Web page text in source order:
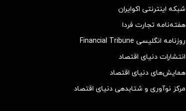
شبکه اینترنتی اکوایران
هفته‌نامه تجارت فردا
روزنامه انگلیسی Financial Tribune
انتشارات دنیای اقتصاد
همایش‌های دنیای اقتصاد
مرکز نوآوری و شتابدهی دنیای اقتصاد